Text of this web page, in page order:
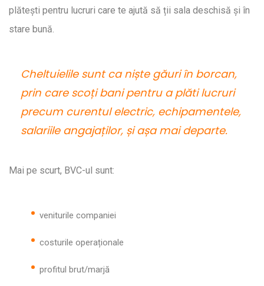
plătești pentru lucruri care te ajută să ții sala deschisă și în
stare bună.
Cheltuielile sunt ca niște găuri în borcan,
prin care scoți bani pentru a plăti lucruri
precum curentul electric, echipamentele,
salariile angajaților, și așa mai departe.
Mai pe scurt, BVC-ul sunt:
veniturile companiei
costurile operaționale
profitul brut/marjă